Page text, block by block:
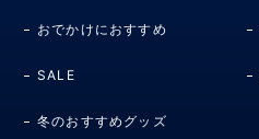
おでかけにおすすめ
SALE
冬のおすすめグッズ